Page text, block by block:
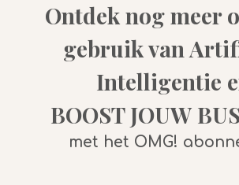
Ontdek nog meer
gebruik van
Intelligentie
BOOST JOUW
met het OMG!